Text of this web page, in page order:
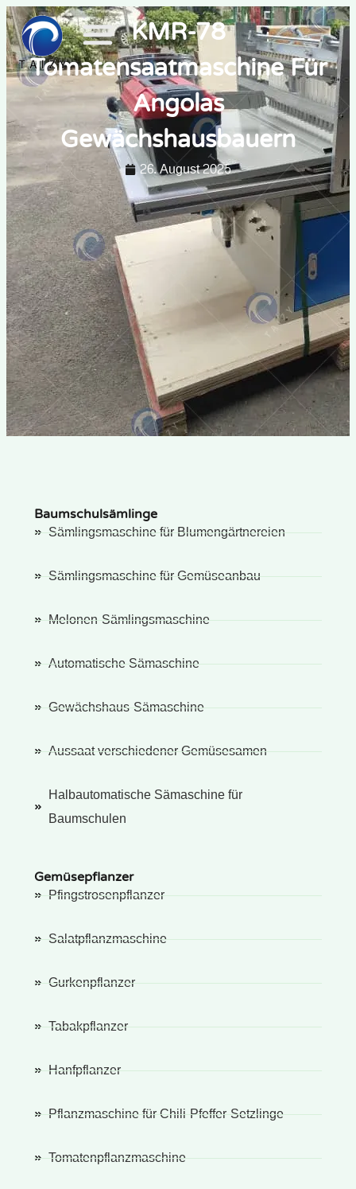
KMR-78
Tomatensaatmaschine Für
Angolas
Gewächshausbauern
26. August 2025
Baumschulsämlinge
Sämlingsmaschine für Blumengärtnereien
Sämlingsmaschine für Gemüseanbau
Melonen-Sämlingsmaschine
Automatische Sämaschine
Gewächshaus-Sämaschine
Aussaat verschiedener Gemüsesamen
Halbautomatische Sämaschine für
Baumschulen
Gemüsepflanzer
Pfingstrosenpflanzer
Salatpflanzmaschine
Gurkenpflanzer
Tabakpflanzer
Hanfpflanzer
Pflanzmaschine für Chili-Pfeffer-Setzlinge
Tomatenpflanzmaschine